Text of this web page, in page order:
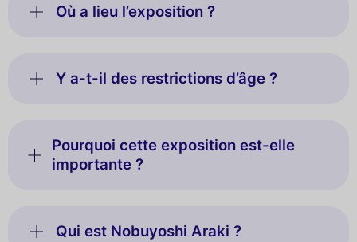
Où a lieu l’exposition ?
Y a-t-il des restrictions d’âge ?
Pourquoi cette exposition est-elle
importante ?
Qui est Nobuyoshi Araki ?